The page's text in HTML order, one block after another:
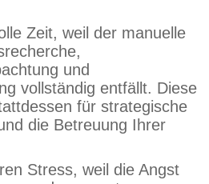
Zeit, weil der manuelle
und
vollständig entfällt. Diese
für strategische
die Betreuung Ihrer
Stress, weil die Angst